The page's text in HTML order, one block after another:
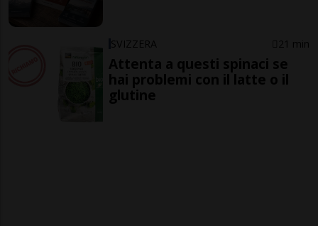
SVIZZERA 21 min
Attenta a questi spinaci se
hai problemi con il latte o il
glutine